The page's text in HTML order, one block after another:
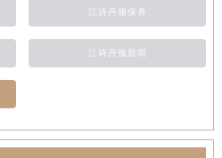
江诗丹顿保养
江诗丹顿新闻